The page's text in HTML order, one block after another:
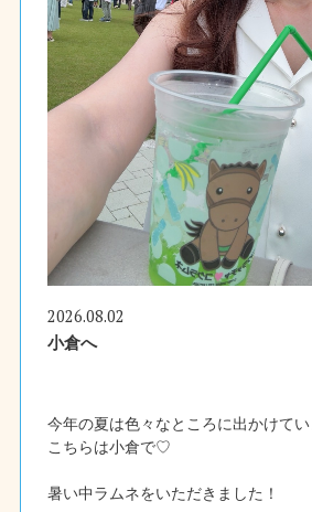
2026.08.02
小倉へ
今年の夏は色々なところに出かけてい
こちらは小倉で♡
暑い中ラムネをいただきました！